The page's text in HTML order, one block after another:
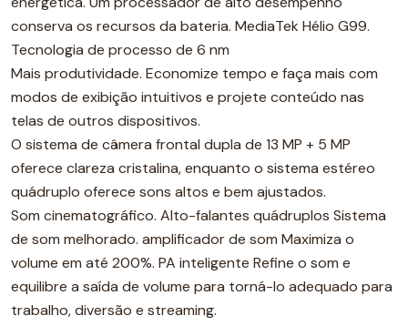
conserva os recursos da bateria. MediaTek Hélio G99.
Tecnologia de processo de 6 nm
Mais produtividade. Economize tempo e faça mais com
modos de exibição intuitivos e projete conteúdo nas
telas de outros dispositivos.
O sistema de câmera frontal dupla de 13 MP + 5 MP
oferece clareza cristalina, enquanto o sistema estéreo
quádruplo oferece sons altos e bem ajustados.
Som cinematográfico. Alto-falantes quádruplos Sistema
de som melhorado. amplificador de som Maximiza o
volume em até 200%. PA inteligente Refine o som e
equilibre a saída de volume para torná-lo adequado para
trabalho, diversão e streaming.